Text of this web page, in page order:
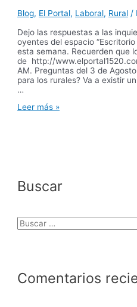
Blog, El Portal, Laboral, Rural /
Dejo las respuestas a las
oyentes del espacio “Escritorio
esta semana. Recuerden que
de http://
AM. Preguntas del 3 de
para los rurales? Va a existir
…
Escritorio
Programa
20
Leer más »
Buscar
B
a
Comentarios